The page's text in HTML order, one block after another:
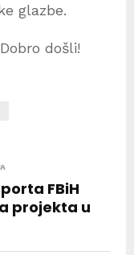
glazbe.
došli!
FBiH
projekta u